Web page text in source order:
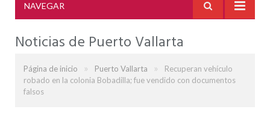
NAVEGAR
Noticias de Puerto Vallarta
Página de inicio » Puerto Vallarta »
Recuperan vehículo
robado en la colonia Bobadilla; fue vendido con documentos
falsos